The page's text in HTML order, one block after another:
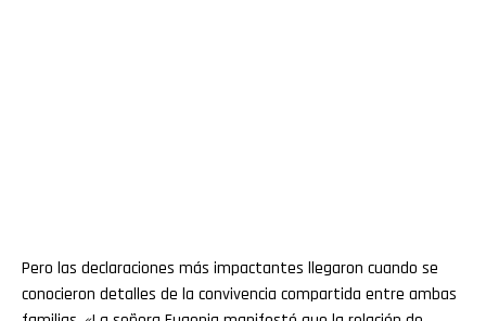
Pero las declaraciones más impactantes llegaron cuando se
conocieron detalles de la convivencia compartida entre ambas